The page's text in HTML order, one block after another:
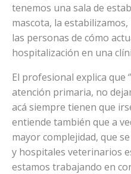
tenemos una sala de
mascota, la
las personas de cómo
hospitalización en una
El profesional explica que
atención primaria, no
acá siempre tienen que
entiende también que a
mayor complejidad, que
y hospitales veterinarios
estamos trabajando en